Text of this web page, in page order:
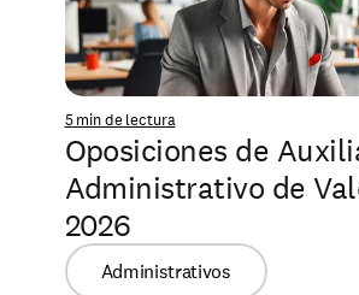
5 min de lectura
Oposiciones de
Administrativo de
2026
Administrativos